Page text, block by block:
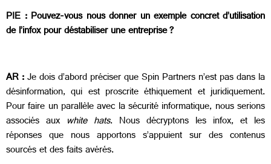
PIE : Pouvez-vous nous donner un exemple concret d’utilisation
de l’infox pour déstabiliser une entreprise ?
AR :Je dois d’abord préciser que Spin Partners n’est pas dans la
désinformation, qui est proscrite éthiquement et juridiquement.
Pour faire un parallèle avec la sécurité informatique, nous serions
associés aux white hats. Nous décryptons les infox, et les
réponses que nous apportons s’appuient sur des contenus
sourcés et des faits avérés.